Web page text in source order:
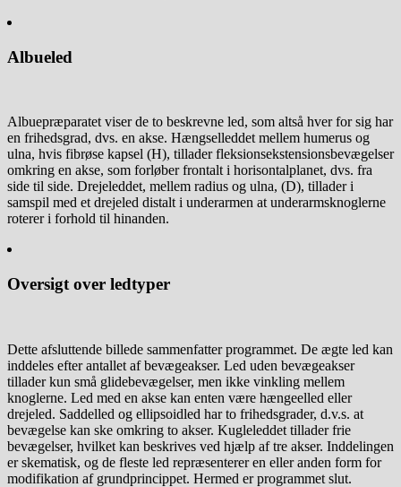
Albueled
Albuepræparatet viser de to beskrevne led, som altså hver for sig har
en frihedsgrad, dvs. en akse. Hængselleddet mellem humerus og
ulna, hvis fibrøse kapsel (H), tillader fleksionsekstensionsbevægelser
omkring en akse, som forløber frontalt i horisontalplanet, dvs. fra
side til side. Drejeleddet, mellem radius og ulna, (D), tillader i
samspil med et drejeled distalt i underarmen at underarmsknoglerne
roterer i forhold til hinanden.
Oversigt over ledtyper
Dette afsluttende billede sammenfatter programmet. De ægte led kan
inddeles efter antallet af bevægeakser. Led uden bevægeakser
tillader kun små glidebevægelser, men ikke vinkling mellem
knoglerne. Led med en akse kan enten være hængeelled eller
drejeled. Saddelled og ellipsoidled har to frihedsgrader, d.v.s. at
bevægelse kan ske omkring to akser. Kugleleddet tillader frie
bevægelser, hvilket kan beskrives ved hjælp af tre akser. Inddelingen
er skematisk, og de fleste led repræsenterer en eller anden form for
modifikation af grundprincippet. Hermed er programmet slut.